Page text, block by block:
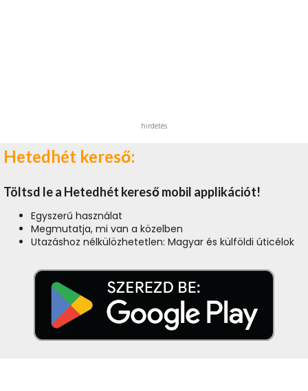
hirdetés
Hetedhét kereső:
Töltsd le a Hetedhét kereső mobil applikációt!
Egyszerű használat
Megmutatja, mi van a közelben
Utazáshoz nélkülözhetetlen: Magyar és külföldi úticélok